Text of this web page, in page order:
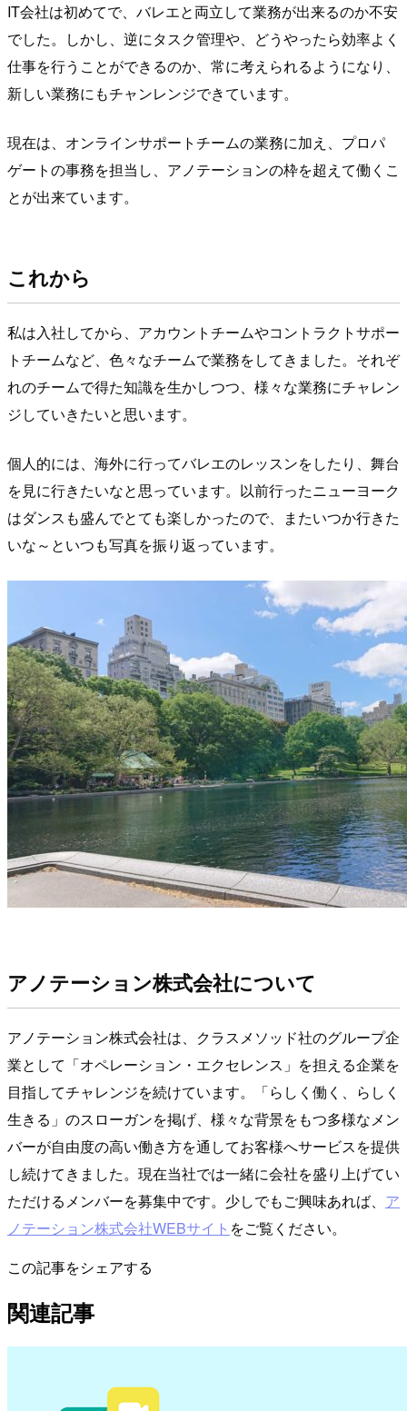
IT会社は初めてで、バレエと両立して業務が出来るのか不安
でした。しかし、逆にタスク管理や、どうやったら効率よく
仕事を行うことができるのか、常に考えられるようになり、
新しい業務にもチャンレンジできています。
現在は、オンラインサポートチームの業務に加え、プロパ
ゲートの事務を担当し、アノテーションの枠を超えて働くこ
とが出来ています。
これから
私は入社してから、アカウントチームやコントラクトサポー
トチームなど、色々なチームで業務をしてきました。それぞ
れのチームで得た知識を生かしつつ、様々な業務にチャレン
ジしていきたいと思います。
個人的には、海外に行ってバレエのレッスンをしたり、舞台
を見に行きたいなと思っています。以前行ったニューヨーク
はダンスも盛んでとても楽しかったので、またいつか行きた
いな～といつも写真を振り返っています。
アノテーション株式会社について
アノテーション株式会社は、クラスメソッド社のグループ企
業として「オペレーション・エクセレンス」を担える企業を
目指してチャレンジを続けています。「らしく働く、らしく
生きる」のスローガンを掲げ、様々な背景をもつ多様なメン
バーが自由度の高い働き方を通してお客様へサービスを提供
し続けてきました。現在当社では一緒に会社を盛り上げてい
ただけるメンバーを募集中です。少しでもご興味あれば、 ア
ノテーション株式会社WEBサイト をご覧ください。
この記事をシェアする
関連記事